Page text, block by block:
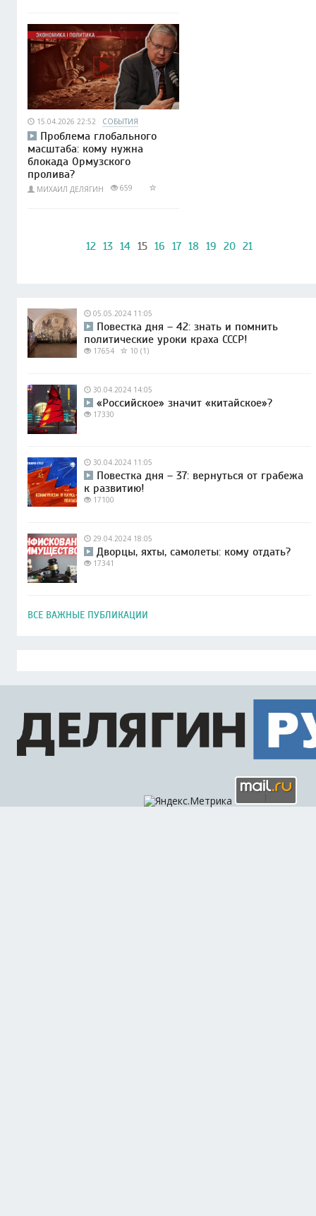
15.04.2026 22:52 СОБЫТИЯ
Проблема глобального
масштаба: кому нужна
блокада Ормузского
пролива?
МИХАИЛ ДЕЛЯГИН 659
12 13 14 15 16 17 18 19 20 21
05.05.2024 11:05
Повестка дня – 42: знать и помнить
политические уроки краха СССР!
17654 10 (1)
30.04.2024 14:05
«Российское» значит «китайское»?
17330
30.04.2024 11:05
Повестка дня – 37: вернуться от грабежа
к развитию!
17100
29.04.2024 18:05
Дворцы, яхты, самолеты: кому отдать?
17341
ВСЕ ВАЖНЫЕ ПУБЛИКАЦИИ